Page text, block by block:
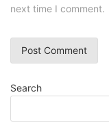
next time I comment.
Search